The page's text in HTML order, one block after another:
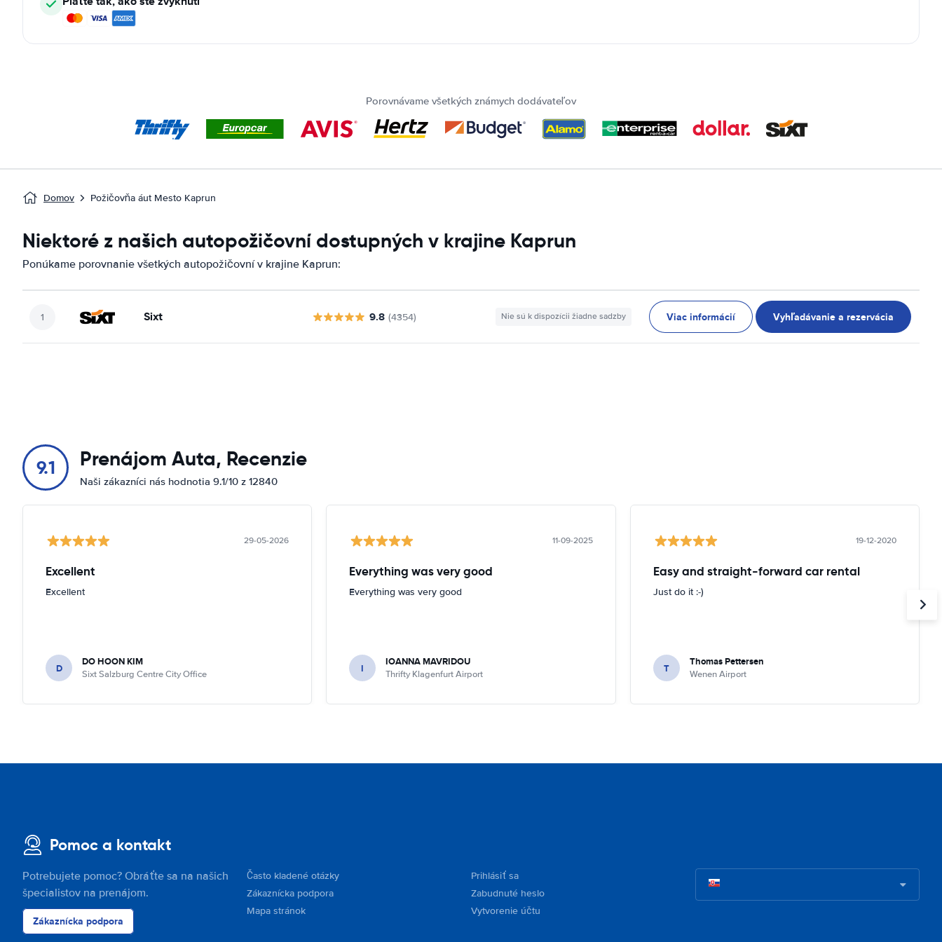
Porovnávame všetkých známych dodávateľov
Domov Požičovňa áut Mesto Kaprun
Niektoré z našich autopožičovní dostupných v krajine Kaprun
Ponúkame porovnanie všetkých autopožičovní v krajine Kaprun:
Sixt 9.8 (4354) Nie sú k dispozícii žiadne sadzby Viac informácií Vyhľadávanie a rezervácia
9.1 Prenájom Auta, Recenzie
Naši zákazníci nás hodnotia 9.1/10 z 12840
29-05-2026
Excellent
Excellent
D DO HOON KIM
Sixt Salzburg Centre City Office
11-09-2025
Everything was very good
Everything was very good
I IOANNA MAVRIDOU
Thrifty Klagenfurt Airport
19-12-2020
Easy and straight-forward car rental
Just do it :-)
T Thomas Pettersen
Wenen Airport
Pomoc a kontakt
Potrebujete pomoc? Obráťte sa na našich
špecialistov na prenájom.
Zákaznícka podpora
Často kladené otázky
Zákaznícka podpora
Mapa stránok
Prihlásiť sa
Zabudnuté heslo
Vytvorenie účtu